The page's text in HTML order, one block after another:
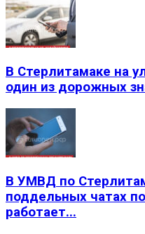
В Стерлитамаке на
один из дорожных
В УМВД по
поддельных чатах
работает...